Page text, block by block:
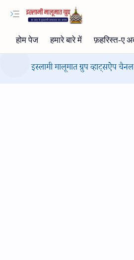
इस्लामी मालूमात ग्रुप व्हाट्सऐप चैनल